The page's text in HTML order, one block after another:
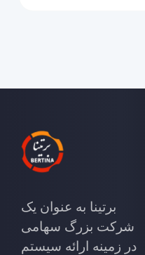
برتینا به عنوان یک
شرکت بزرگ سهامی
در زمینه ارائه سیستم